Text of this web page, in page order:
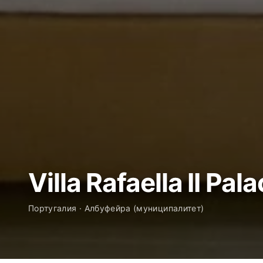
Villa Rafaella II
Португалия · Албуфейра (муниципалитет)